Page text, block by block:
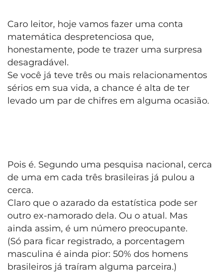
Caro leitor, hoje vamos fazer uma conta
matemática despretenciosa que,
honestamente, pode te trazer uma surpresa
desagradável.
Se você já teve três ou mais relacionamentos
sérios em sua vida, a chance é alta de ter
levado um par de chifres em alguma ocasião.
Pois é. Segundo uma pesquisa nacional, cerca
de uma em cada três brasileiras já pulou a
cerca.
Claro que o azarado da estatística pode ser
outro ex-namorado dela. Ou o atual. Mas
ainda assim, é um número preocupante.
(Só para ficar registrado, a porcentagem
masculina é ainda pior: 50% dos homens
brasileiros já traíram alguma parceira.)